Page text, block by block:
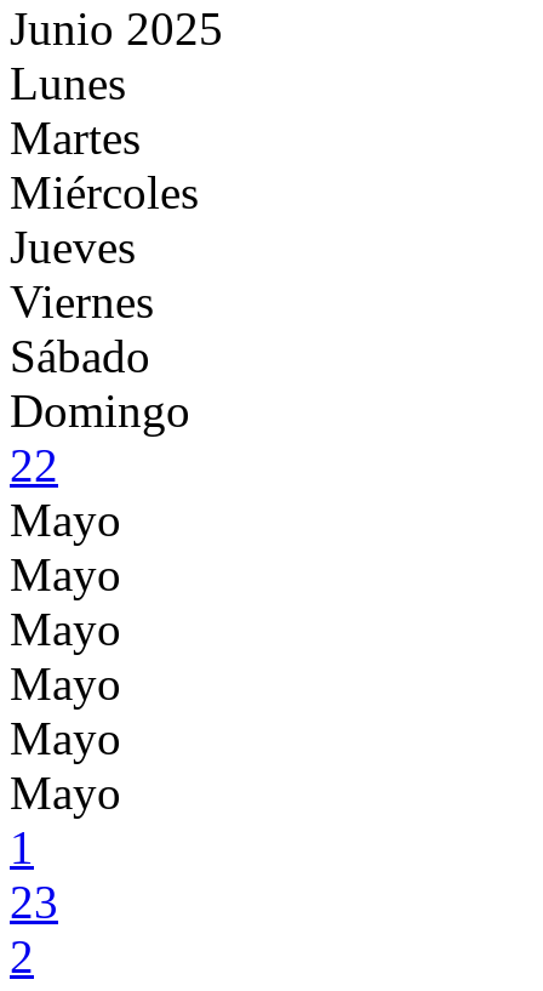
Junio 2025
Lunes
Martes
Miércoles
Jueves
Viernes
Sábado
Domingo
22
Mayo
Mayo
Mayo
Mayo
Mayo
Mayo
1
23
2